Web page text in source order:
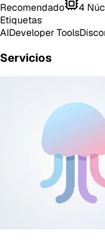
Recomendado
4
Etiquetas
AIDeveloper Tools
Servicios